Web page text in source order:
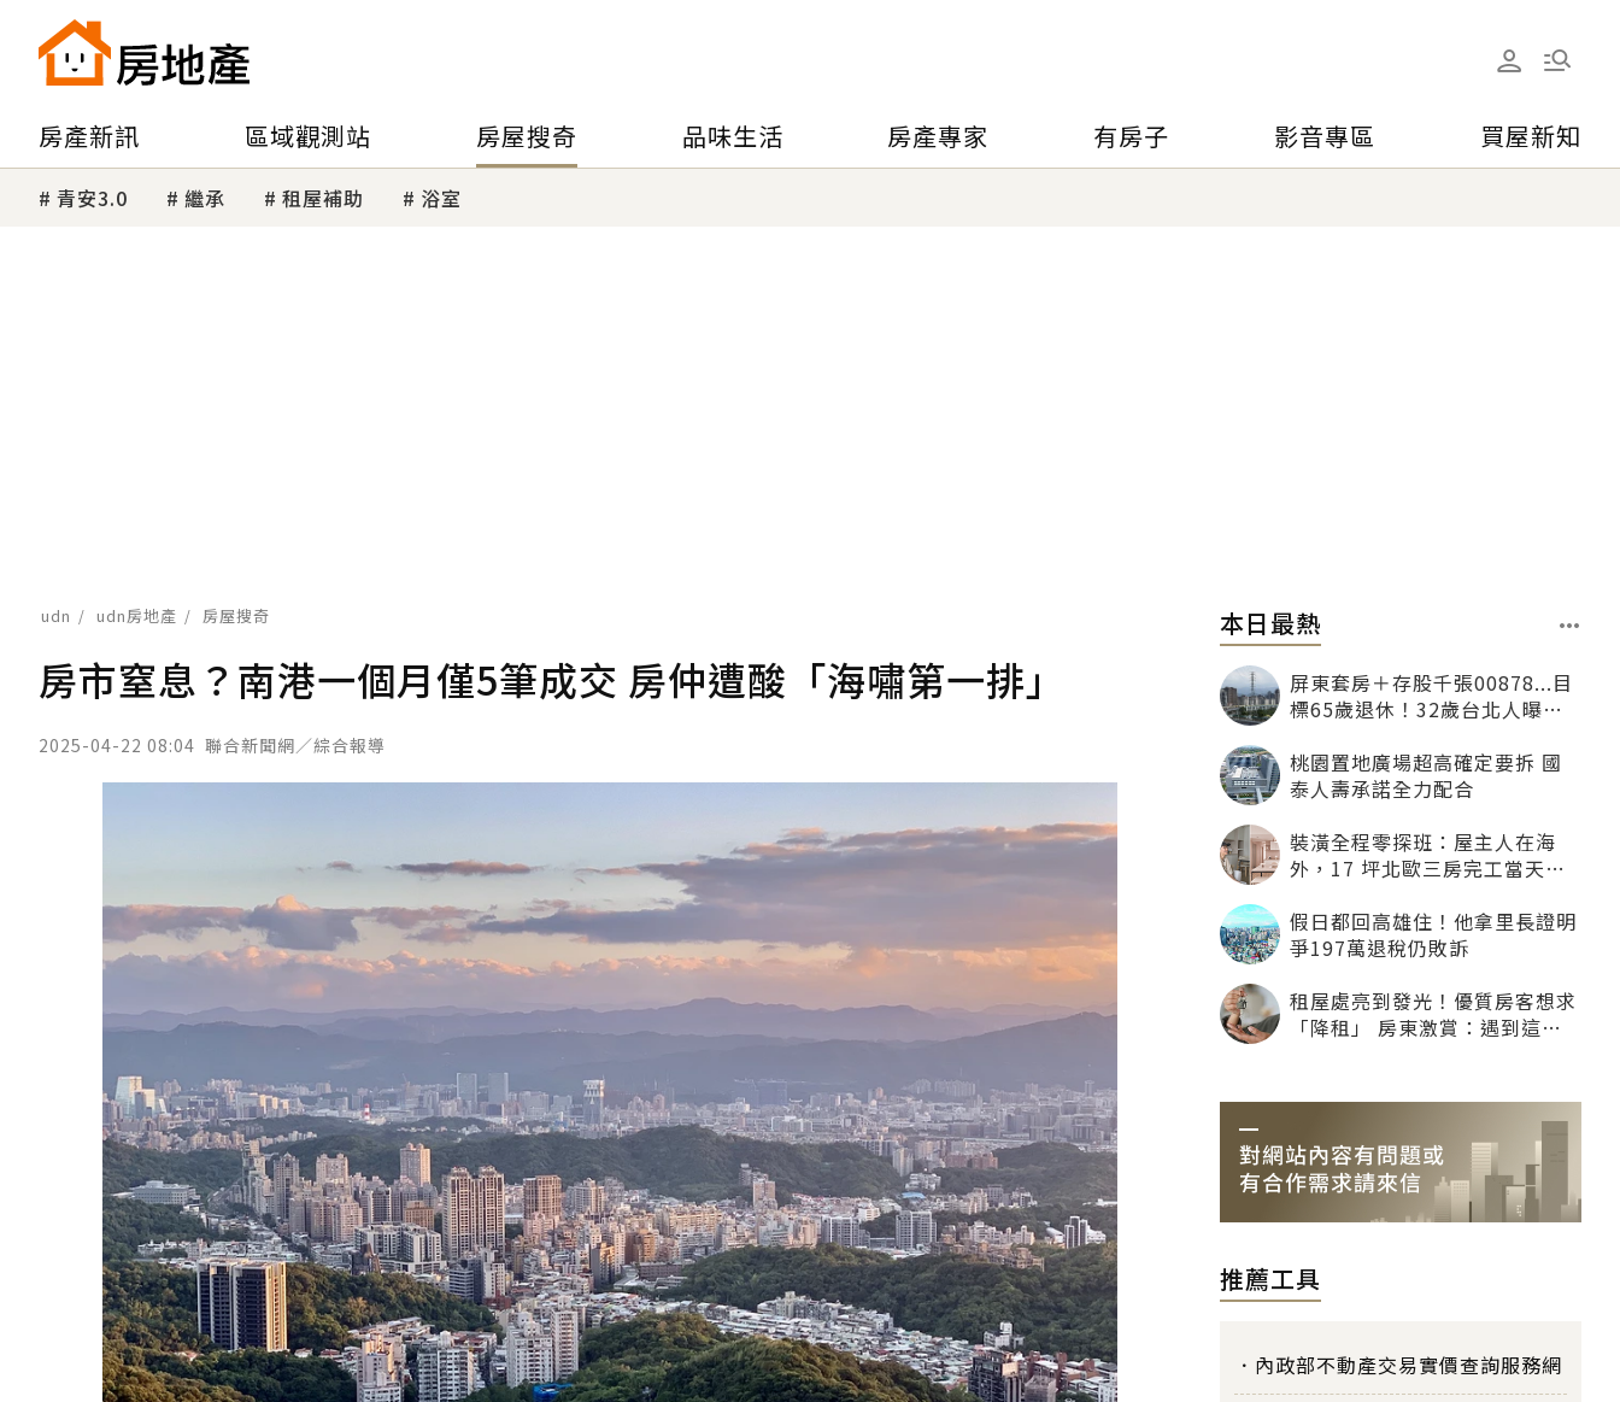
房產新訊 區域觀測站 房屋搜奇 品味生活 房產專家 有房子 影音專區 買屋新知
青安3.0 繼承 租屋補助 浴室
udn udn房地產 房屋搜奇
房市窒息？南港一個月僅5筆成交 房仲遭酸「海嘯第一排」
2025-04-22 08:04 聯合新聞網／綜合報導
本日最熱
屏東套房＋存股千張00878...目
標65歲退休！32歲台北人曝：
桃園置地廣場超高確定要拆 國
泰人壽承諾全力配合
裝潢全程零探班：屋主人在海
外，17 坪北歐三房完工當天才
假日都回高雄住！他拿里長證明
爭197萬退稅仍敗訴
租屋處亮到發光！優質房客想求
「降租」 房東激賞：遇到這種
推薦工具
內政部不動產交易實價查詢服務網